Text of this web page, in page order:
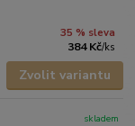
35 % sleva
384 Kč/ks
Zvolit variantu
skladem